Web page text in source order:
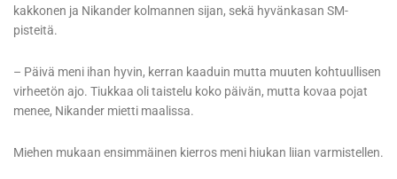
kakkonen ja Nikander kolmannen sijan, sekä hyvänkasan SM-
pisteitä.
– Päivä meni ihan hyvin, kerran kaaduin mutta muuten kohtuullisen
virheetön ajo. Tiukkaa oli taistelu koko päivän, mutta kovaa pojat
menee, Nikander mietti maalissa.
Miehen mukaan ensimmäinen kierros meni hiukan liian varmistellen.